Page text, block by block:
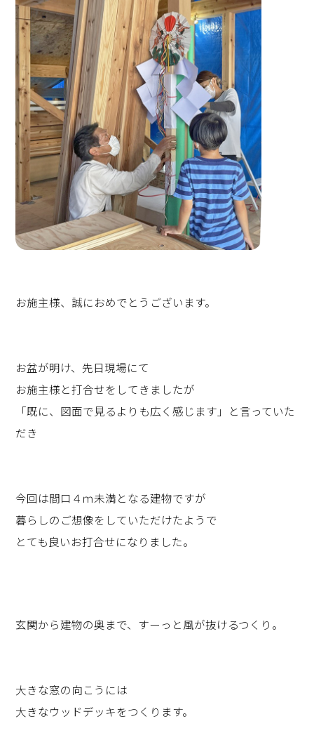
お施主様、誠におめでとうございます。
お盆が明け、先日現場にて
お施主様と打合せをしてきましたが
「既に、図面で見るよりも広く感じます」と言っていた
だき
今回は間口４ｍ未満となる建物ですが
暮らしのご想像をしていただけたようで
とても良いお打合せになりました。
玄関から建物の奥まで、すーっと風が抜けるつくり。
大きな窓の向こうには
大きなウッドデッキをつくります。